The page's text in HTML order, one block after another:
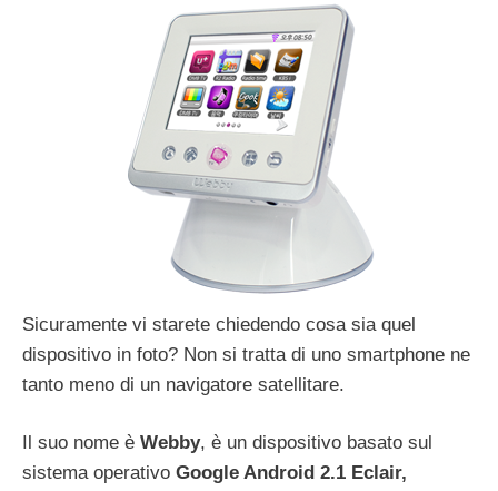
Sicuramente vi starete chiedendo cosa sia quel
dispositivo in foto? Non si tratta di uno smartphone ne
tanto meno di un navigatore satellitare.
Il suo nome è Webby, è un dispositivo basato sul
sistema operativo Google Android 2.1 Eclair,